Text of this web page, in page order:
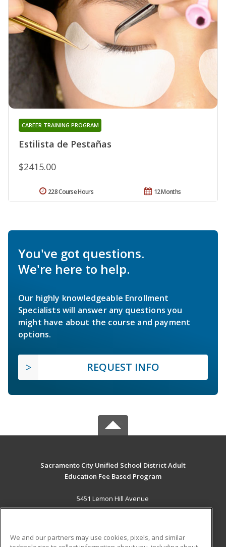
Estilista de Pestañas
CAREER TRAINING PROGRAM
$2415.00
12 Months
228 Course Hours
You've got questions.
We're here to help.
Our highly knowledgeable Enrollment
Specialists will answer any questions you
might have about the course and payment
options.
REQUEST INFO
Sacramento City Unified School District Adult
Education Fee Based Program
5451 Lemon Hill Avenue
Sacramento, CA 95824 US
Career Training
We and our partners may use cookies, pixels, and similar